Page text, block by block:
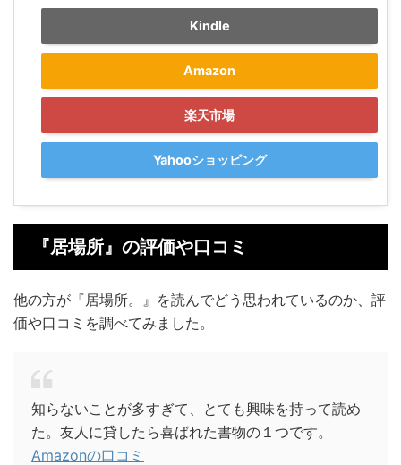
Kindle
Amazon
楽天市場
Yahooショッピング
『居場所』の評価や口コミ
他の方が『居場所。』を読んでどう思われているのか、評
価や口コミを調べてみました。
知らないことが多すぎて、とても興味を持って読め
た。友人に貸したら喜ばれた書物の１つです。
Amazonの口コミ